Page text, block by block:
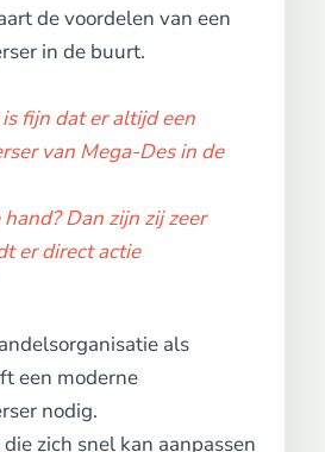
de voordelen van een
in de buurt.
is fijn dat er altijd een
van Mega-Des in de
Dan zijn zij zeer
er direct actie
als
een moderne
nodig.
zich snel kan aanpassen